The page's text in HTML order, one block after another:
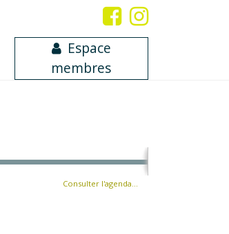
Espace
membres
Consulter l'agenda…